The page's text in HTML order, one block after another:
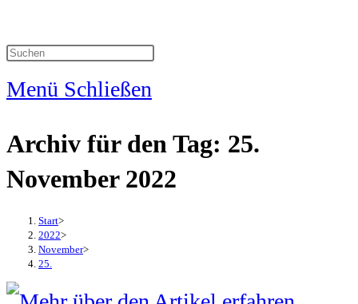
Menü Schließen
Archiv für den Tag: 25.
November 2022
Start>
2022>
November>
25.